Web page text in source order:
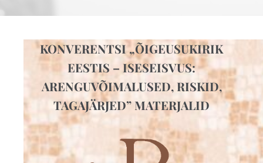
KONVERENTSI „ÕIGEUSUKIRIK
EESTIS – ISESEISVUS:
ARENGUVÕIMALUSED, RISKID,
TAGAJÄRJED” MATERJALID